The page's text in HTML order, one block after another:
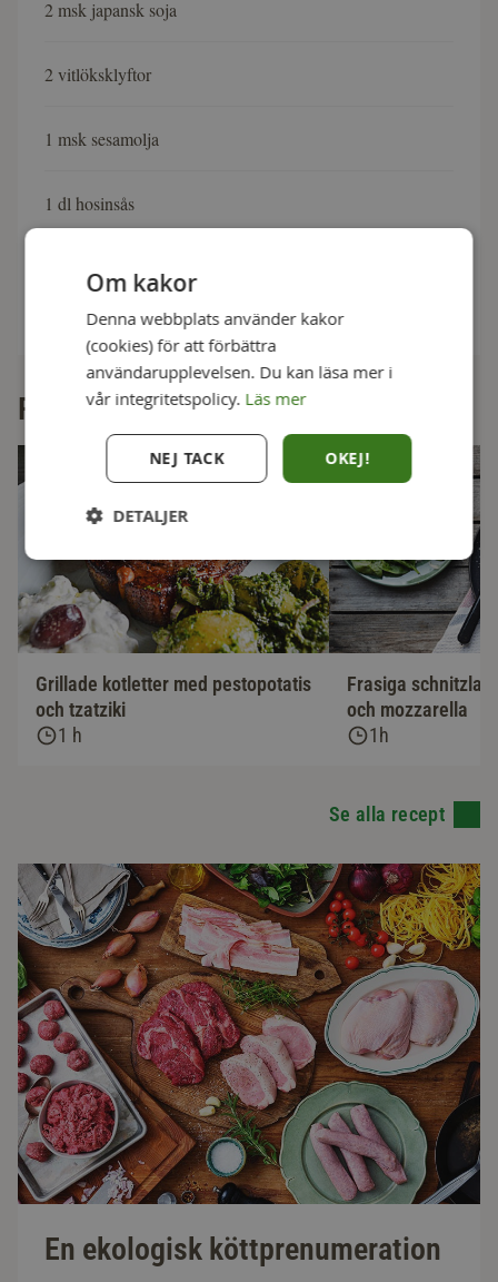
2 msk japansk soja
2 vitlöksklyftor
1 msk sesamolja
1 dl hosinsås
fläskkarré
Fler goda recept
Grillade kotletter med pestopotatis
och tzatziki
1 h
Frasiga schnitzlar
och mozzarella
1h
Se alla recept
En ekologisk köttprenumeration
Om kakor
Denna webbplats använder kakor
(cookies) för att förbättra
användarupplevelsen. Du kan läsa mer i
vår integritetspolicy. Läs mer
OKEJ!
NEJ TACK
DETALJER